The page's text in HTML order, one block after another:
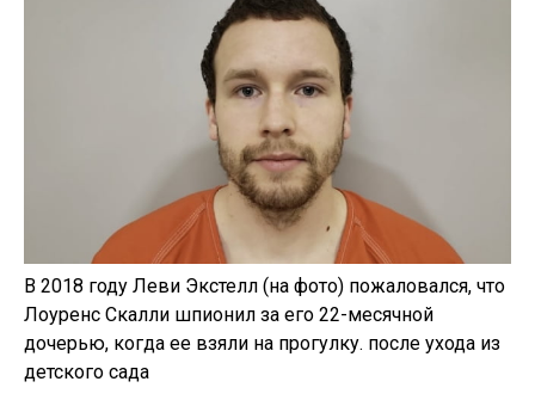
В 2018 году Леви Экстелл (на фото) пожаловался, что
Лоуренс Скалли шпионил за его 22-месячной
дочерью, когда ее взяли на прогулку. после ухода из
детского сада